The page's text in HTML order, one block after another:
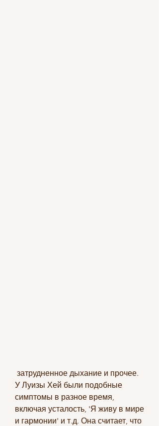
У Луизы Хей были подобные
симптомы в разное время,
включая усталость, 'Я живу в мире
и гармонии' и т.д. Она считает, что